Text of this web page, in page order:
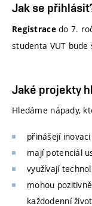
Jak se
Registracedo 7.
studenta VUT
Jaké projekty
Hledáme nápady,
přinášejí
mají potenciál
využívají
mohou
každodenní